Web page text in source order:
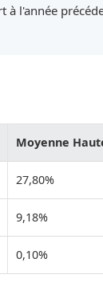
à l'année
Moyenne
27,80%
9,18%
0,10%